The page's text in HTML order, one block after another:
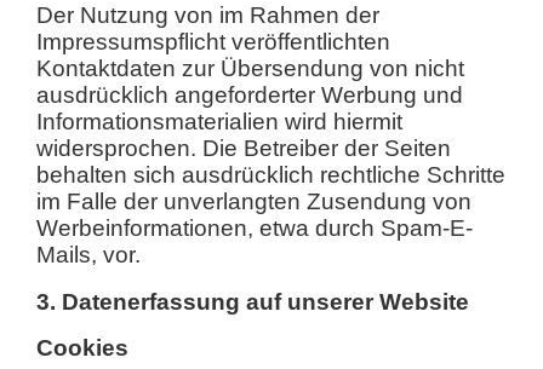
Der Nutzung von im Rahmen der
Impressumspflicht veröffentlichten
Kontaktdaten zur Übersendung von nicht
ausdrücklich angeforderter Werbung und
Informationsmaterialien wird hiermit
widersprochen. Die Betreiber der Seiten
behalten sich ausdrücklich rechtliche Schritte
im Falle der unverlangten Zusendung von
Werbeinformationen, etwa durch Spam-E-
Mails, vor.
3. Datenerfassung auf unserer Website
Cookies